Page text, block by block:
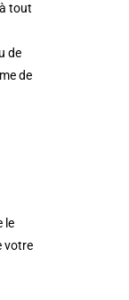
tout
de
de
le
votre